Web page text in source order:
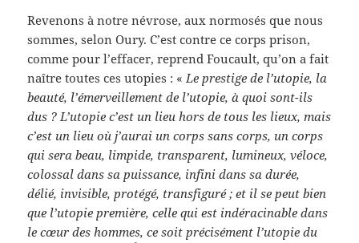
Revenons à notre névrose, aux normosés que nous
sommes, selon Oury. C’est contre ce corps prison,
comme pour l’effacer, reprend Foucault, qu’on a fait
naître toutes ces utopies : « Le prestige de l’utopie, la
beauté, l’émerveillement de l’utopie, à quoi sont-ils
dus ? L’utopie c’est un lieu hors de tous les lieux, mais
c’est un lieu où j’aurai un corps sans corps, un corps
qui sera beau, limpide, transparent, lumineux, véloce,
colossal dans sa puissance, infini dans sa durée,
délié, invisible, protégé, transfiguré ; et il se peut bien
que l’utopie première, celle qui est indéracinable dans
le cœur des hommes, ce soit précisément l’utopie du